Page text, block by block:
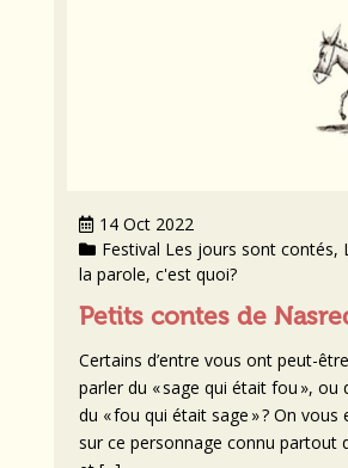
14 Oct 2022
Festival Les jours sont contés
la parole, c'est quoi?
Petits contes de
Certains d’entre vous ont peut-
parler du « sage qui était fou », ou
du « fou qui était sage » ? On
sur ce personnage connu partout